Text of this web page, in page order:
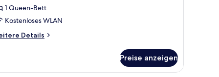
1 Queen-Bett
Kostenloses WLAN
Details
Preise anzeigen